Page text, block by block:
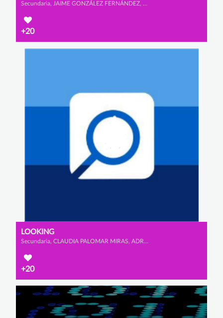
Secundaria, JAIME GONZÁLEZ FERNÁNDEZ, YAGO GONZÁLEZ GONZÁLEZ y ALEJANDRO BARÓN YE
+20
LOOKING
Secundaria, CLAUDIA PALOMAR MIRAS, ADRIANA VIDAURRE CALDERÓN y IGNACIO GARCÍA OJEDA
+20